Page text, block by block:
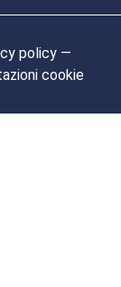
policy —
cookie